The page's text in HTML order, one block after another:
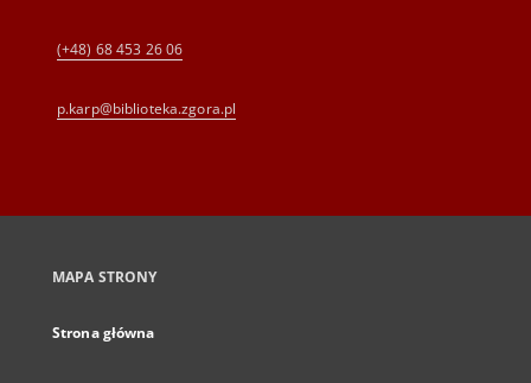
(+48) 68 453 26 06
p.karp@biblioteka.zgora.pl
MAPA STRONY
Strona główna